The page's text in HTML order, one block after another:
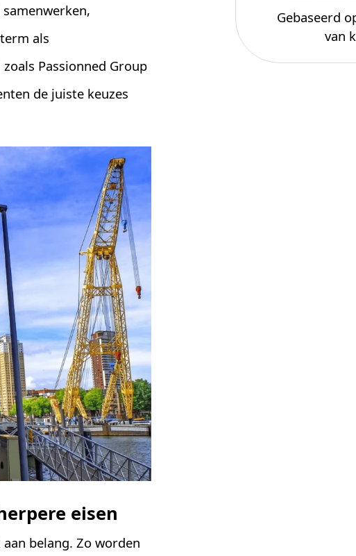
als
Passionned Group
de juiste keuzes
eisen
belang. Zo worden
Gebaseerd
van